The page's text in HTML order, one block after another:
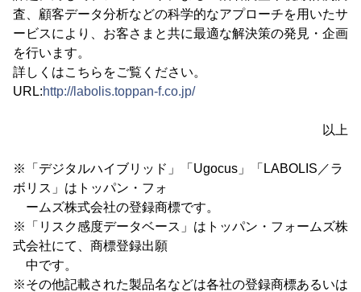
査、顧客データ分析などの科学的なアプローチを用いたサ
ービスにより、お客さまと共に最適な解決策の発見・企画
を行います。
詳しくはこちらをご覧ください。
URL:http://labolis.toppan-f.co.jp/
以上
※「デジタルハイブリッド」「Ugocus」「LABOLIS／ラ
ボリス」はトッパン・フォ
ームズ株式会社の登録商標です。
※「リスク感度データベース」はトッパン・フォームズ株
式会社にて、商標登録出願
中です。
※その他記載された製品名などは各社の登録商標あるいは